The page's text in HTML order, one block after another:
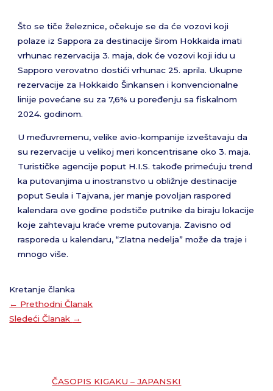
Što se tiče železnice, očekuje se da će vozovi koji
polaze iz Sappora za destinacije širom Hokkaida imati
vrhunac rezervacija 3. maja, dok će vozovi koji idu u
Sapporo verovatno dostići vrhunac 25. aprila. Ukupne
rezervacije za Hokkaido Šinkansen i konvencionalne
linije povećane su za 7,6% u poređenju sa fiskalnom
2024. godinom.
U međuvremenu, velike avio-kompanije izveštavaju da
su rezervacije u velikoj meri koncentrisane oko 3. maja.
Turističke agencije poput H.I.S. takođe primećuju trend
ka putovanjima u inostranstvo u obližnje destinacije
poput Seula i Tajvana, jer manje povoljan raspored
kalendara ove godine podstiče putnike da biraju lokacije
koje zahtevaju kraće vreme putovanja. Zavisno od
rasporeda u kalendaru, “Zlatna nedelja” može da traje i
mnogo više.
Kretanje članka
← Prethodni Članak
Sledeći Članak →
ČASOPIS KIGAKU – JAPANSKI